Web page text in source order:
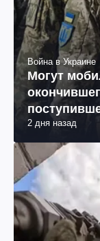
Война в Украине
Могут
юриста
2 дня назад